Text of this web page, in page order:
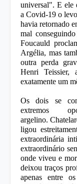
universal". E ele
aCovid-19 o
havia retornado
mal
Foucauld
Argélia, mas
outra perda
Henri Teissier,
exatamente um
Os dois se
extremos
argelino.
ligou
extraordinária
extraordinário
onde viveu e
deixou traços
apenas entre